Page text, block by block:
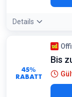
Details
45%
RABATT
Bis